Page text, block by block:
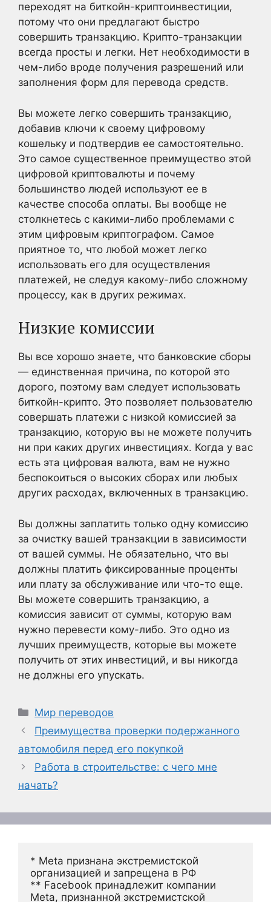
переходят на биткойн-криптоинвестиции,
потому что они предлагают быстро
совершить транзакцию. Крипто-транзакции
всегда просты и легки. Нет необходимости в
чем-либо вроде получения разрешений или
заполнения форм для перевода средств.
Вы можете легко совершить транзакцию,
добавив ключи к своему цифровому
кошельку и подтвердив ее самостоятельно.
Это самое существенное преимущество этой
цифровой криптовалюты и почему
большинство людей используют ее в
качестве способа оплаты. Вы вообще не
столкнетесь с какими-либо проблемами с
этим цифровым криптографом. Самое
приятное то, что любой может легко
использовать его для осуществления
платежей, не следуя какому-либо сложному
процессу, как в других режимах.
Низкие комиссии
Вы все хорошо знаете, что банковские сборы
— единственная причина, по которой это
дорого, поэтому вам следует использовать
биткойн-крипто. Это позволяет пользователю
совершать платежи с низкой комиссией за
транзакцию, которую вы не можете получить
ни при каких других инвестициях. Когда у вас
есть эта цифровая валюта, вам не нужно
беспокоиться о высоких сборах или любых
других расходах, включенных в транзакцию.
Вы должны заплатить только одну комиссию
за очистку вашей транзакции в зависимости
от вашей суммы. Не обязательно, что вы
должны платить фиксированные проценты
или плату за обслуживание или что-то еще.
Вы можете совершить транзакцию, а
комиссия зависит от суммы, которую вам
нужно перевести кому-либо. Это одно из
лучших преимуществ, которые вы можете
получить от этих инвестиций, и вы никогда
не должны его упускать.
Рубрики
Мир переводов
Преимущества проверки подержанного
автомобиля перед его покупкой
Работа в строительстве: с чего мне
начать?
* Meta признана экстремистской
организацией и запрещена в РФ
** Facebook принадлежит компании
Meta, признанной экстремистской